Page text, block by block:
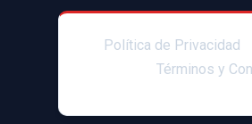
Política de Privacidad
Términos y